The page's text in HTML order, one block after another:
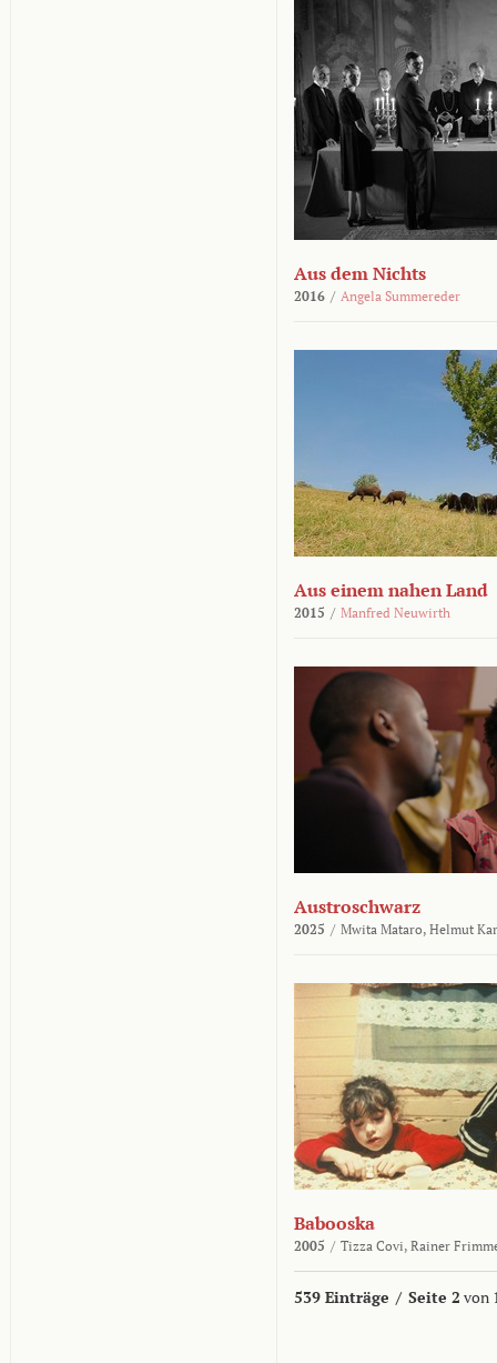
Aus dem Nichts
2016 / Angela Summereder
Aus einem nahen Land
2015 / Manfred Neuwirth
Austroschwarz
2025 / Mwita Mataro, Helmut
Babooska
2005 / Tizza Covi, Rainer
539 Einträge / Seite 2 von